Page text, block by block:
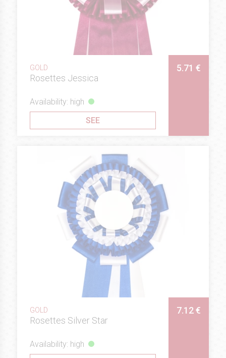
GOLD
Rosettes Jessica
5.71 €
Availability: high
SEE
GOLD
Rosettes Silver Star
7.12 €
Availability: high